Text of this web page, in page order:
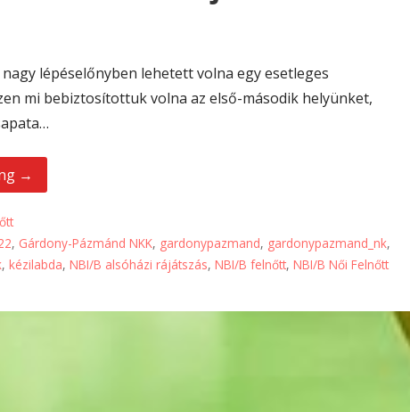
lépéselőnyben lehetett volna egy esetleges
mi bebiztosítottuk volna az első-második helyünket,
→
, Gárdony-Pázmánd NKK, gardonypazmand, gardonypazmand_nk,
,kézilabda,NBI/B alsóházi rájátszás,NBI/B felnőtt,NBI/B Női Felnőtt